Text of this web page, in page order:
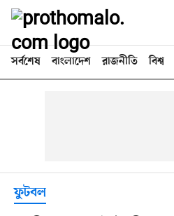
সর্বশেষ বাংলাদেশ রাজনীতি বিশ্ব
ফুটবল